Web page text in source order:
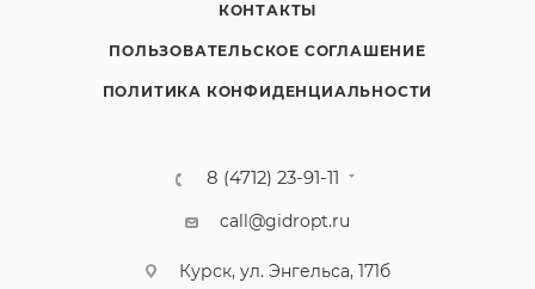
КОНТАКТЫ
ПОЛЬЗОВАТЕЛЬСКОЕ СОГЛАШЕНИЕ
ПОЛИТИКА КОНФИДЕНЦИАЛЬНОСТИ
8 (4712) 23-91-11
call@gidropt.ru
Курск, ул. Энгельса, 171б